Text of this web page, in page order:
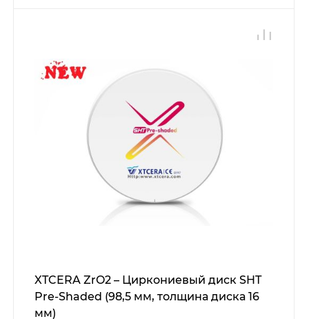
XTCERA ZrO2 – Циркониевый диск SHT
Pre-Shaded (98,5 мм, толщина диска 16
мм)